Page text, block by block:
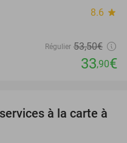
8.6 star
Régulier 53,50€
33,90€
36%
à la carte à